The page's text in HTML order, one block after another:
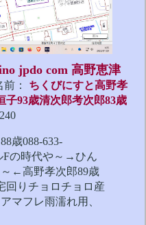
jpdo com 高野恵津
前：
ちくびにすと高野孝
子93歳清次郎考次郎83歳
歳088-633-
Fの時代や～→ひん
←高野孝次郎89歳
回りチョロチョロ産
フレ雨濡れ用、